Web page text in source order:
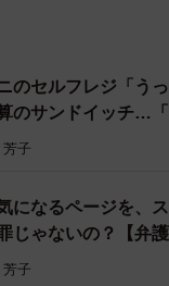
め、業務用コンセ
ケースはありますか
のの、コンビニの
で書類送検された
あるものの、ほか
のセルフレジ「う
のサンドイッチ…
子
になるページを、
じゃないの？【弁護
子